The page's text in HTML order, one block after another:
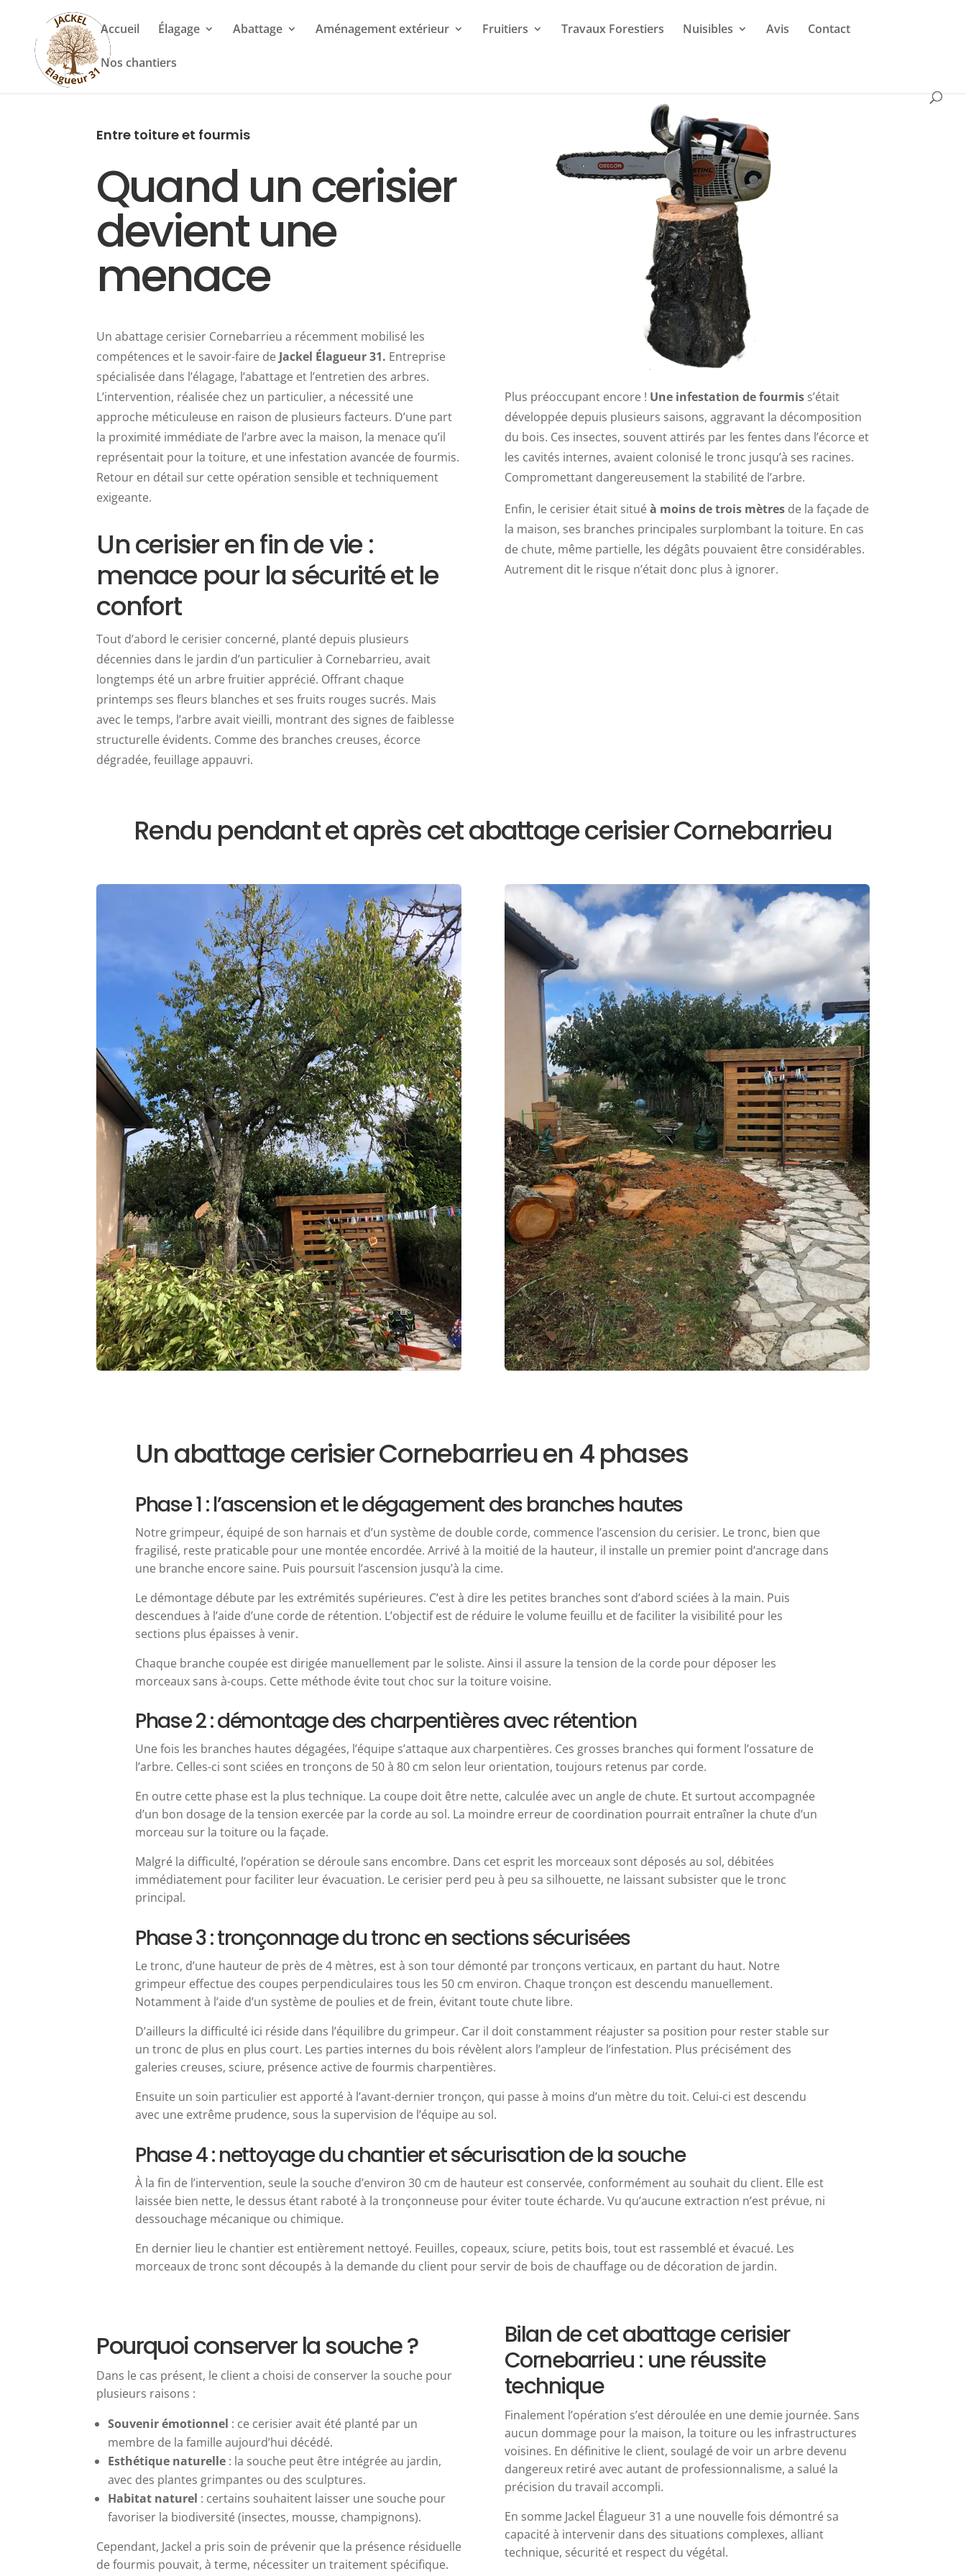
Accueil Élagage Abattage Aménagement extérieur Fruitiers Travaux Forestiers Nuisibles Avis Contact
Nos chantiers
Entre toiture et fourmis
Quand un cerisier
devient une
menace
Un abattage cerisier Cornebarrieu a récemment mobilisé les
compétences et le savoir-faire deJackel Élagueur 31. Entreprise
spécialisée dans l’élagage, l’abattage et l’entretien des arbres.
L’intervention, réalisée chez un particulier, a nécessité une
approche méticuleuse en raison de plusieurs facteurs. D’une part
la proximité immédiate de l’arbre avec la maison, la menace qu’il
représentait pour la toiture, et une infestation avancée de fourmis.
Retour en détail sur cette opération sensible et techniquement
exigeante.
Un cerisier en fin de vie :
menace pour la sécurité et le
confort
Tout d’abord le cerisier concerné, planté depuis plusieurs
décennies dans le jardin d’un particulier à Cornebarrieu, avait
longtemps été un arbre fruitier apprécié. Offrant chaque
printemps ses fleurs blanches et ses fruits rouges sucrés. Mais
avec le temps, l’arbre avait vieilli, montrant des signes de faiblesse
structurelle évidents. Comme des branches creuses, écorce
dégradée, feuillage appauvri.
Plus préoccupant encore ! Une infestation de fourmiss’était
développée depuis plusieurs saisons, aggravant la décomposition
du bois. Ces insectes, souvent attirés par les fentes dans l’écorce et
les cavités internes, avaient colonisé le tronc jusqu’à ses racines.
Compromettant dangereusement la stabilité de l’arbre.
Enfin, le cerisier était situéà moins de trois mètresde la façade de
la maison, ses branches principales surplombant la toiture. En cas
de chute, même partielle, les dégâts pouvaient être considérables.
Autrement dit le risque n’était donc plus à ignorer.
Rendu pendant et après cet abattage cerisier Cornebarrieu
Un abattage cerisier Cornebarrieu en 4 phases
Phase 1 : l’ascension et le dégagement des branches hautes
Notre grimpeur, équipé de son harnais et d’un système de double corde, commence l’ascension du cerisier. Le tronc, bien que
fragilisé, reste praticable pour une montée encordée. Arrivé à la moitié de la hauteur, il installe un premier point d’ancrage dans
une branche encore saine. Puis poursuit l’ascension jusqu’à la cime.
Le démontage débute par les extrémités supérieures. C’est à dire les petites branches sont d’abord sciées à la main. Puis
descendues à l’aide d’une corde de rétention. L’objectif est de réduire le volume feuillu et de faciliter la visibilité pour les
sections plus épaisses à venir.
Chaque branche coupée est dirigée manuellement par le soliste. Ainsi il assure la tension de la corde pour déposer les
morceaux sans à-coups. Cette méthode évite tout choc sur la toiture voisine.
Phase 2 : démontage des charpentières avec rétention
Une fois les branches hautes dégagées, l’équipe s’attaque aux charpentières. Ces grosses branches qui forment l’ossature de
l’arbre. Celles-ci sont sciées en tronçons de 50 à 80 cm selon leur orientation, toujours retenus par corde.
En outre cette phase est la plus technique. La coupe doit être nette, calculée avec un angle de chute. Et surtout accompagnée
d’un bon dosage de la tension exercée par la corde au sol. La moindre erreur de coordination pourrait entraîner la chute d’un
morceau sur la toiture ou la façade.
Malgré la difficulté, l’opération se déroule sans encombre. Dans cet esprit les morceaux sont déposés au sol, débitées
immédiatement pour faciliter leur évacuation. Le cerisier perd peu à peu sa silhouette, ne laissant subsister que le tronc
principal.
Phase 3 : tronçonnage du tronc en sections sécurisées
Le tronc, d’une hauteur de près de 4 mètres, est à son tour démonté par tronçons verticaux, en partant du haut. Notre
grimpeur effectue des coupes perpendiculaires tous les 50 cm environ. Chaque tronçon est descendu manuellement.
Notamment à l’aide d’un système de poulies et de frein, évitant toute chute libre.
D’ailleurs la difficulté ici réside dans l’équilibre du grimpeur. Car il doit constamment réajuster sa position pour rester stable sur
un tronc de plus en plus court. Les parties internes du bois révèlent alors l’ampleur de l’infestation. Plus précisément des
galeries creuses, sciure, présence active de fourmis charpentières.
Ensuite un soin particulier est apporté à l’avant-dernier tronçon, qui passe à moins d’un mètre du toit. Celui-ci est descendu
avec une extrême prudence, sous la supervision de l’équipe au sol.
Phase 4 : nettoyage du chantier et sécurisation de la souche
À la fin de l’intervention, seule la souche d’environ 30 cm de hauteur est conservée, conformément au souhait du client. Elle est
laissée bien nette, le dessus étant raboté à la tronçonneuse pour éviter toute écharde. Vu qu’aucune extraction n’est prévue, ni
dessouchage mécanique ou chimique.
En dernier lieu le chantier est entièrement nettoyé. Feuilles, copeaux, sciure, petits bois, tout est rassemblé et évacué. Les
morceaux de tronc sont découpés à la demande du client pour servir de bois de chauffage ou de décoration de jardin.
Pourquoi conserver la souche ?
Dans le cas présent, le client a choisi de conserver la souche pour
plusieurs raisons :
Souvenir émotionnel : ce cerisier avait été planté par un
membre de la famille aujourd’hui décédé.
Esthétique naturelle : la souche peut être intégrée au jardin,
avec des plantes grimpantes ou des sculptures.
Habitat naturel : certains souhaitent laisser une souche pour
favoriser la biodiversité (insectes, mousse, champignons).
Cependant, Jackel a pris soin de prévenir que la présence résiduelle
de fourmis pouvait, à terme, nécessiter un traitement spécifique.
Bilan de cet abattage cerisier
Cornebarrieu : une réussite
technique
Finalement l’opération s’est déroulée en une demie journée. Sans
aucun dommage pour la maison, la toiture ou les infrastructures
voisines. En définitive le client, soulagé de voir un arbre devenu
dangereux retiré avec autant de professionnalisme, a salué la
précision du travail accompli.
En somme Jackel Élagueur 31 a une nouvelle fois démontré sa
capacité à intervenir dans des situations complexes, alliant
technique, sécurité et respect du végétal.